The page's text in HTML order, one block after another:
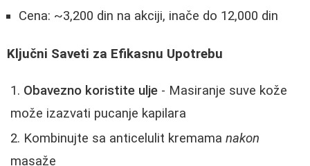
Cena: ~3,200 din na akciji, inače do 12,000 din
Ključni Saveti za Efikasnu Upotrebu
Obavezno koristite ulje - Masiranje suve kože
može izazvati pucanje kapilara
Kombinujte sa anticelulit kremama nakon
masaže